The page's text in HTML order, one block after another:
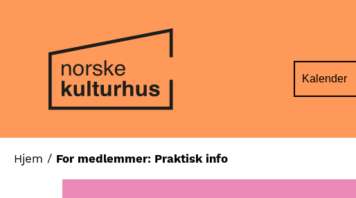
Kalender
Hjem / For medlemmer: Praktisk info